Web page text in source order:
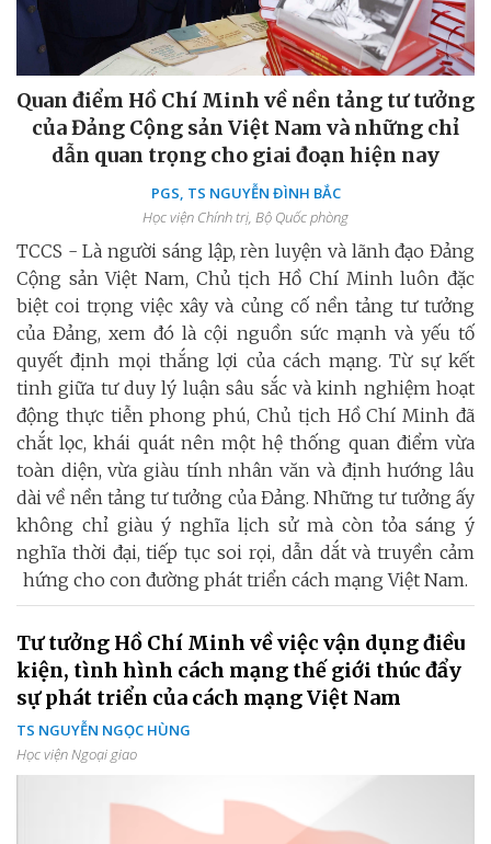
Quan điểm Hồ Chí Minh về nền tảng tư tưởng
của Đảng Cộng sản Việt Nam và những chỉ
dẫn quan trọng cho giai đoạn hiện nay
PGS, TS NGUYỄN ĐÌNH BẮC
Học viện Chính trị, Bộ Quốc phòng
TCCS - Là người sáng lập, rèn luyện và lãnh đạo Đảng
Cộng sản Việt Nam, Chủ tịch Hồ Chí Minh luôn đặc
biệt coi trọng việc xây và củng cố nền tảng tư tưởng
của Đảng, xem đó là cội nguồn sức mạnh và yếu tố
quyết định mọi thắng lợi của cách mạng. Từ sự kết
tinh giữa tư duy lý luận sâu sắc và kinh nghiệm hoạt
động thực tiễn phong phú, Chủ tịch Hồ Chí Minh đã
chắt lọc, khái quát nên một hệ thống quan điểm vừa
toàn diện, vừa giàu tính nhân văn và định hướng lâu
dài về nền tảng tư tưởng của Đảng. Những tư tưởng ấy
không chỉ giàu ý nghĩa lịch sử mà còn tỏa sáng ý
nghĩa thời đại, tiếp tục soi rọi, dẫn dắt và truyền cảm
hứng cho con đường phát triển cách mạng Việt Nam.
Tư tưởng Hồ Chí Minh về việc vận dụng điều
kiện, tình hình cách mạng thế giới thúc đẩy
sự phát triển của cách mạng Việt Nam
TS NGUYỄN NGỌC HÙNG
Học viện Ngoại giao